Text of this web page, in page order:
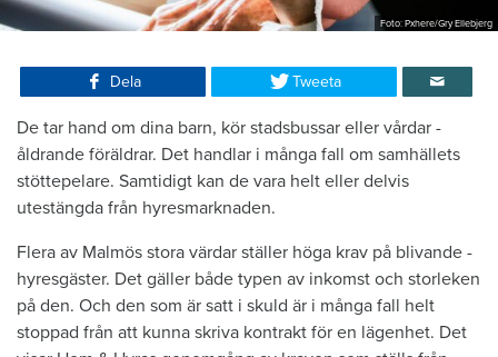
Foto: Pxhere/Gry Ellebjerg
Dela Tweeta
De tar hand om dina barn, kör stadsbussar eller vårdar ­
åldrande föräldrar. Det handlar i många fall om samhällets
stöttepelare. Samtidigt kan de vara helt eller delvis
utestängda från hyres­marknaden.
Flera av Malmös ­stora värdar ställer höga krav på ­blivande ­
hyresgäster. Det gäller både typen av inkomst och storleken
på den. Och den som är satt i skuld är i många fall helt
stoppad från att kunna skriva kontrakt för en lägenhet. Det